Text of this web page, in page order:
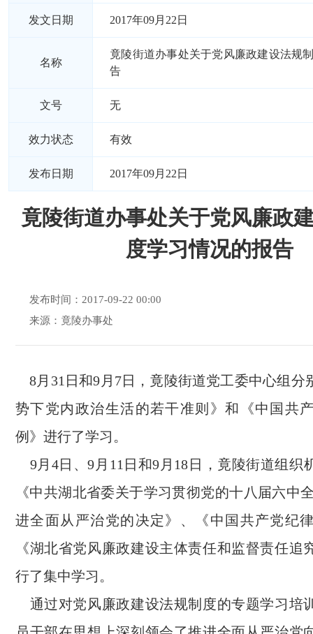
发文日期 2017年09月22日
名称
竟陵街道办事处关于党风廉政建设法规
告
文号 无
效力状态 有效
发布日期 2017年09月22日
竟陵街道办事处关于党风廉政
度学习情况的报告
发布时间：2017-09-22 00:00
来源：竟陵办事处
8月31日和9月7日，竟陵街道党工委中心组分
势下党内政治生活的若干准则》和《中国共
例》进行了学习。
9月4日、9月11日和9月18日，竟陵街道组织
《中共湖北省委关于学习贯彻党的十八届六中
进全面从严治党的决定》、《中国共产党纪
《湖北省党风廉政建设主体责任和监督责任追
行了集中学习。
通过对党风廉政建设法规制度的专题学习培